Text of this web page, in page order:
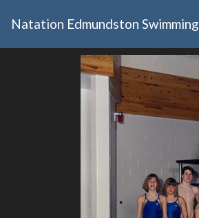
Natation Edmundston Swimming